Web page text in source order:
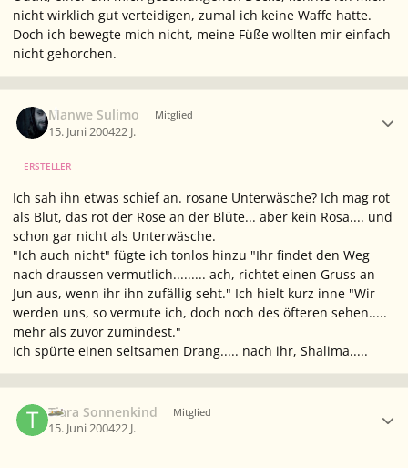
nicht wirklich gut verteidigen, zumal ich keine Waffe hatte.
Doch ich bewegte mich nicht, meine Füße wollten mir einfach
nicht gehorchen.
Manwe Sulimo Mitglied
15. Juni 200422 J.
ERSTELLER
Ich sah ihn etwas schief an. rosane Unterwäsche? Ich mag rot
als Blut, das rot der Rose an der Blüte... aber kein Rosa.... und
schon gar nicht als Unterwäsche.
"Ich auch nicht" fügte ich tonlos hinzu "Ihr findet den Weg
nach draussen vermutlich......... ach, richtet einen Gruss an
Jun aus, wenn ihr ihn zufällig seht." Ich hielt kurz inne "Wir
werden uns, so vermute ich, doch noch des öfteren sehen.....
mehr als zuvor zumindest."
Ich spürte einen seltsamen Drang..... nach ihr, Shalima.....
Tiara Sonnenkind Mitglied
15. Juni 200422 J.